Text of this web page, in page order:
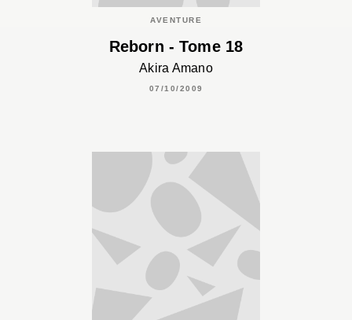
AVENTURE
Reborn - Tome 18
Akira Amano
07/10/2009